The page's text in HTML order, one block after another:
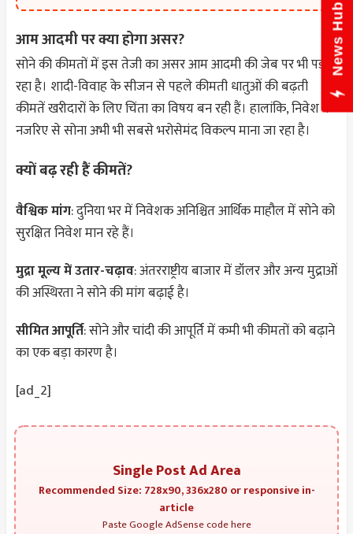
आम आदमी पर क्या होगा असर?
सोने की कीमतों में इस तेजी का असर आम आदमी की जेब पर भी पड़
रहा है। शादी-विवाह के सीजन से पहले कीमती धातुओं की बढ़ती
कीमतें खरीदारों के लिए चिंता का विषय बन रही हैं। हालांकि, निवेश के
नजरिए से सोना अभी भी सबसे भरोसेमंद विकल्प माना जा रहा है।
क्यों बढ़ रही हैं कीमतें?
वैश्विक मांग: दुनिया भर में निवेशक अनिश्चित आर्थिक माहौल में सोने को
सुरक्षित निवेश मान रहे हैं।
मुद्रा मूल्य में उतार-चढ़ाव: अंतरराष्ट्रीय बाजार में डॉलर और अन्य मुद्राओं
की अस्थिरता ने सोने की मांग बढ़ाई है।
सीमित आपूर्ति: सोने और चांदी की आपूर्ति में कमी भी कीमतों को बढ़ाने
का एक बड़ा कारण है।
[ad_2]
Single Post Ad Area
Recommended Size: 728x90, 336x280 or responsive in-
article
Paste Google AdSense code here
News Hub